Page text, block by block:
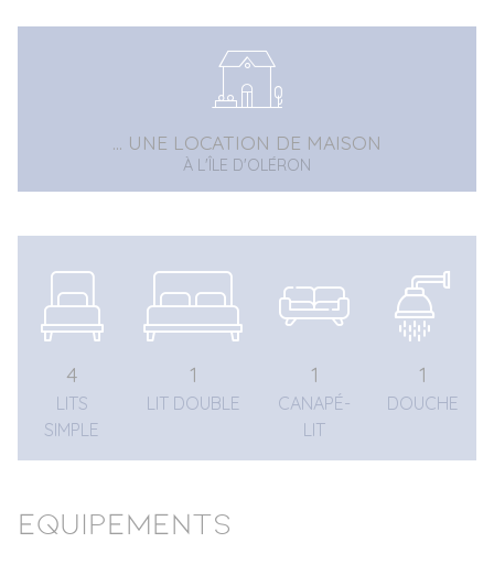
... UNE LOCATION DE MAISON
À L'ÎLE D'OLÉRON
4
LITS
SIMPLE
1
LIT DOUBLE
1
CANAPÉ-
LIT
1
DOUCHE
Equipements